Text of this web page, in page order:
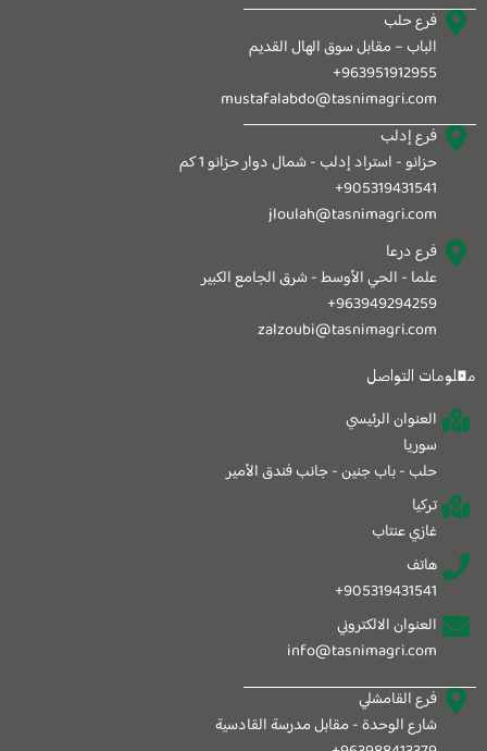
فرع حلب
الباب – مقابل سوق الهال القديم
963951912955+
mustafalabdo@tasnimagri.com
فرع إدلب
حزانو - استراد إدلب - شمال دوار حزانو 1 كم
905319431541+
jloulah@tasnimagri.com
فرع درعا
علما - الحي الأوسط - شرق الجامع الكبير
963949294259+
zalzoubi@tasnimagri.com
معلومات التواصل
العنوان الرئيسي
سوريا
حلب - باب جنين - جانب فندق الأمير
تركيا
غازي عنتاب
هاتف
905319431541+
العنوان الالكتروني
info@tasnimagri.com
فرع القامشلي
شارع الوحدة - مقابل مدرسة القادسية